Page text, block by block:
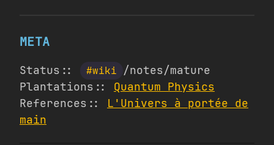
META
Status:: #wiki
/notes/mature
Plantations:: Quantum Physics
References:: L'Univers à portée de
main